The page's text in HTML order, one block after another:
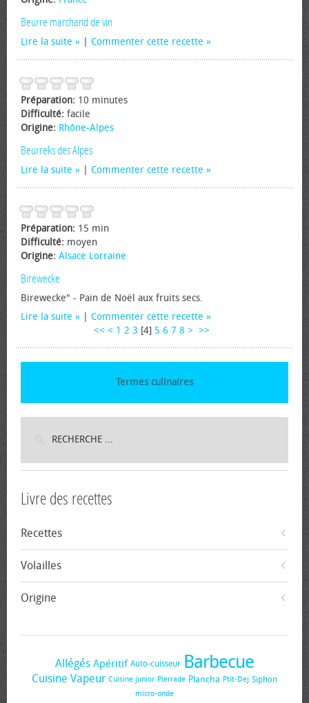
Beurre marchand de vin
Lire la suite Commenter cette recette
Préparation: 10 minutes
Difficulté: facile
Origine: Rhône-Alpes
Beurreks des Alpes
Lire la suite Commenter cette recette
Préparation: 15 min
Difficulté: moyen
Origine: Alsace Lorraine
Birewecke
Birewecke" - Pain de Noël aux fruits secs.
Lire la suite
Commenter cette recette
<< < 1 2 3 [4] 5 6 7 8 > >>
Termes culinaires
Livre des recettes
Recettes
Volailles
Origine
Allégés Apéritif Auto-cuisseur Barbecue
Cuisine Vapeur Cuisine junior Pierrade Plancha Ptit-Dej Siphon
micro-onde